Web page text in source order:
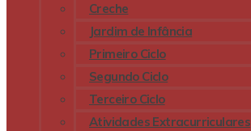
Creche
Jardim de Infância
Primeiro Ciclo
Segundo Ciclo
Terceiro Ciclo
Atividades Extracurriculares